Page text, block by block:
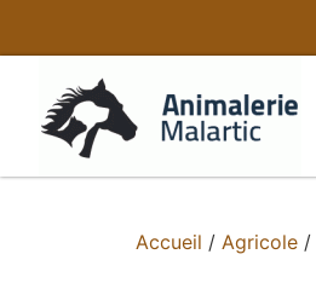
Accueil / Agricole /